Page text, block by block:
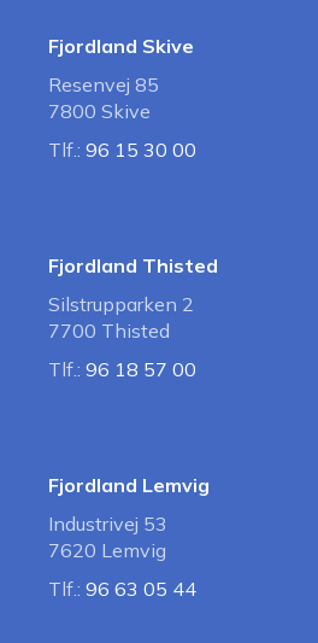
Fjordland Skive
Resenvej 85
7800 Skive
Tlf.: 96 15 30 00
Fjordland Thisted
Silstrupparken 2
7700 Thisted
Tlf.: 96 18 57 00
Fjordland Lemvig
Industrivej 53
7620 Lemvig
Tlf.: 96 63 05 44